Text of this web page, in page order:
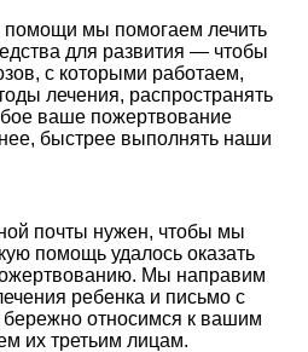
помощи мы помогаем лечить
для развития — чтобы
с которыми работаем,
лечения, распространять
ваше пожертвование
быстрее выполнять наши
почты нужен, чтобы мы
помощь удалось оказать
Мы направим
ребенка и письмо с
относимся к вашим
их третьим лицам.